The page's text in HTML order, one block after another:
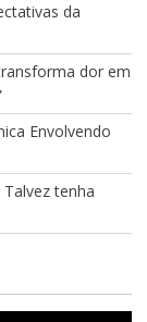
da
dor em
Envolvendo
tenha